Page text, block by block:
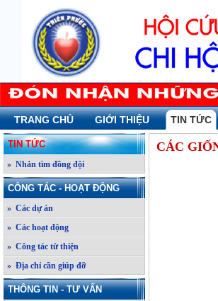
TRANG CHỦ GIỚI THIỆU TIN TỨC
TIN TỨC
» Nhắn tìm đồng đội
CÔNG TÁC - HOẠT ĐỘNG
» Các dự án
» Các hoạt động
» Công tác từ thiện
» Địa chỉ cần giúp đỡ
THÔNG TIN - TƯ VẤN
CÁC